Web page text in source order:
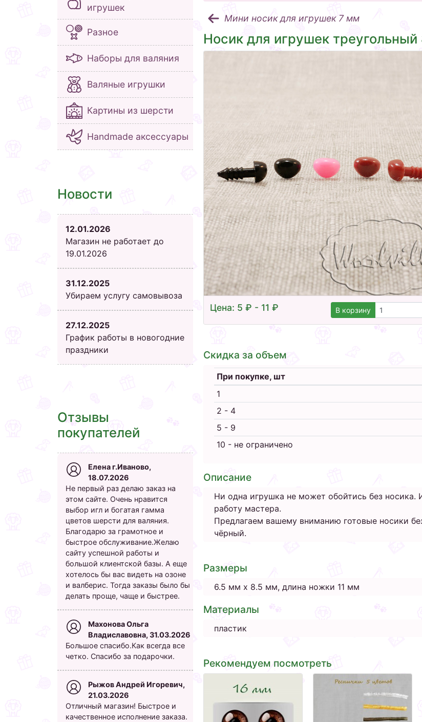
игрушек
Разное
Наборы для валяния
Валяные игрушки
Картины из шерсти
Handmade аксессуары
Новости
12.01.2026
Магазин не работает до
19.01.2026
31.12.2025
Убираем услугу самовывоза
27.12.2025
График работы в новогодние
праздники
Отзывы
покупателей
Елена г.Иваново,
18.07.2026
Не первый раз делаю заказ на
этом сайте. Очень нравится
выбор игл и богатая гамма
цветов шерсти для валяния.
Благодарю за грамотное и
быстрое обслуживание.Желаю
сайту успешной работы и
большой клиентской базы. А еще
хотелось бы вас видеть на озоне
и валберис. Тогда заказы было бы
делать проще, чаще и быстрее.
Махонова Ольга
Владиславовна, 31.03.2026
Большое спасибо.Как всегда все
четко. Спасибо за подарочки.
Рыжов Андрей Игоревич,
21.03.2026
Отличный магазин! Быстрое и
качественное исполнение заказа.
Мини носик для игрушек 7 мм
Носик для игрушек
Цена: 5 ₽ - 11 ₽ В корзину
Скидка за объем
При покупке, шт
1
2 - 4
5 - 9
10 - не ограничено
Описание
Ни одна игрушка не может обойтись без носика.
работу мастера.
Предлагаем вашему вниманию готовые носики
чёрный.
Размеры
6.5 мм х 8.5 мм, длина ножки 11 мм
Материалы
пластик
Рекомендуем посмотреть